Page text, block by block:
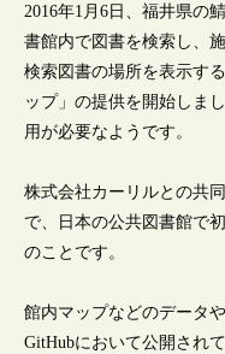
2016年1月6日、福井県の
書館内で図書を検索し、
検索図書の場所を表示す
ップ」の提供を開始しま
用が必要なようです。
株式会社カーリルとの共
で、日本の公共図書館で
のことです。
館内マップなどのデータ
GitHubにおいて公開されて